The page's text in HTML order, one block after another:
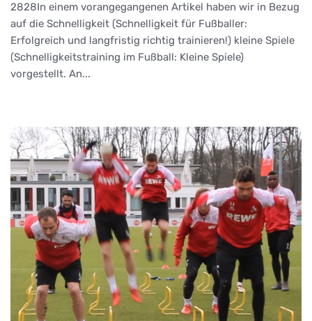
2828In einem vorangegangenen Artikel haben wir in Bezug
auf die Schnelligkeit (Schnelligkeit für Fußballer:
Erfolgreich und langfristig richtig trainieren!) kleine Spiele
(Schnelligkeitstraining im Fußball: Kleine Spiele)
vorgestellt. An...